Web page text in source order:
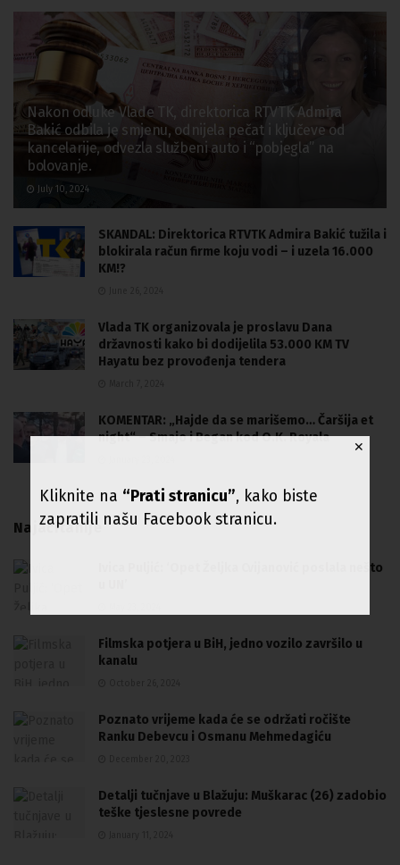
Nakon odluke Vlade TK, direktorica RTVTK Admira
Bakić odbila je smjenu, odnijela pečat i ključeve od
kancelarije, odvezla službeni auto i “pobjegla” na
bolovanje.
July 10, 2024
SKANDAL: Direktorica RTVTK Admira Bakić tužila i
blokirala račun firme koju vodi – i uzela 16.000
KM!?
Vlada TK organizovala je proslavu Dana
državnosti kako bi dodijelila 53.000 KM TV
Hayatu bez provođenja tendera
KOMENTAR: „Hajde da se marišemo… Čaršija et
night“ – Smajo i Began kod O.K. Royala
Najačitanije
Ivica Puljić: ‘Opet Željka Cvijanović poslala nešto
Filmska potjera u BiH, jedno vozilo završilo u
kanalu
Poznato vrijeme kada će se održati ročište
Ranku Debevcu i Osmanu Mehmedagiću
Detalji tučnjave u Blažuju: Muškarac (26) zadobio
teške tjeslesne povrede
✕
Kliknite na “Prati stranicu”, kako biste
zapratili našu Facebook stranicu.